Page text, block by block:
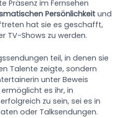
Präsenz im Fernsehen
Persönlichkeit und
hat sie es geschafft,
TV-Shows zu werden.
teil, in denen sie
Talente zeigte, sondern
unter Beweis
es ihr, in
zu sein, sei es in
oder Talksendungen.